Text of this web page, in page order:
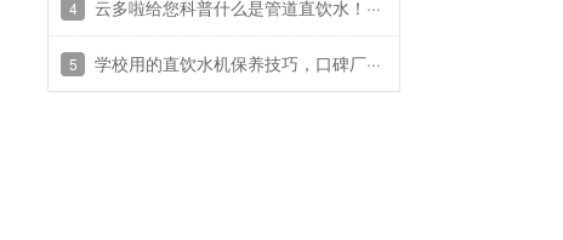
4 云多啦给您科普什么是管道直饮水！···
5 学校用的直饮水机保养技巧，口碑厂···